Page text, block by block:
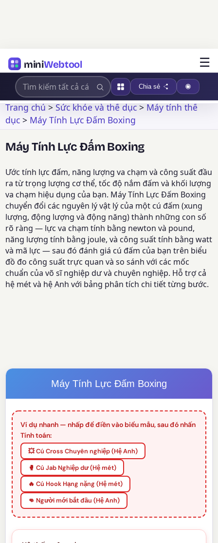
miniWebtool ☰
Chia sẻ
Trang chủ>Sức khỏe và thể dục>Máy tính thể
dục > Máy Tính Lực Đấm Boxing
Máy Tính Lực Đấm Boxing
Ước tính lực đấm, năng lượng va chạm và công suất đầu
ra từ trọng lượng cơ thể, tốc độ nắm đấm và khối lượng
va chạm hiệu dụng của bạn. Máy Tính Lực Đấm Boxing
chuyển đổi các nguyên lý vật lý của một cú đấm (xung
lượng, động lượng và động năng) thành những con số
rõ ràng — lực va chạm tính bằng newton và pound,
năng lượng tính bằng joule, và công suất tính bằng watt
và mã lực — sau đó đánh giá cú đấm của bạn trên biểu
đồ đo công suất trực quan và so sánh với các mốc
chuẩn của võ sĩ nghiệp dư và chuyên nghiệp. Hỗ trợ cả
hệ mét và hệ Anh với bảng phân tích chi tiết từng bước.
Máy Tính Lực Đấm Boxing
Ví dụ nhanh — nhấp để điền vào biểu mẫu, sau đó nhấn
Tính toán:
💥 Cú Cross Chuyên nghiệp (Hệ Anh)
🥊 Cú Jab Nghiệp dư (Hệ mét)
🔥 Cú Hook Hạng nặng (Hệ mét)
👊 Người mới bắt đầu (Hệ Anh)